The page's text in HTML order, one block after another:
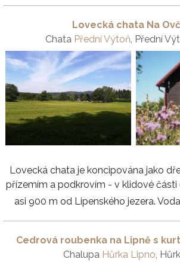
Lovecká chata Na
Chata Přední Výtoň, Přední
Lovecká chata je koncipována jako
přízemím a podkrovím - v klidové části
asi 900 m od Lipenského jezera.
Cedrová roubenka na Lipně s
Chalupa Hůrka Lipno,